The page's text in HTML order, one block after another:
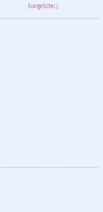
Evangelisches J...